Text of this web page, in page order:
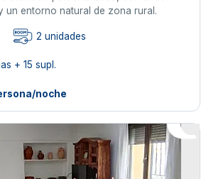
un entorno natural de zona rural.
2 unidades
+ 15 supl.
noche